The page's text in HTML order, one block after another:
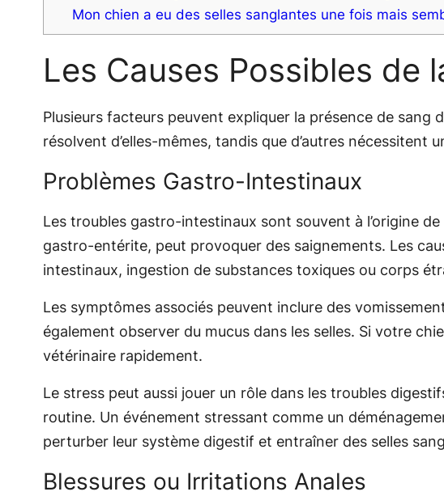
Mon chien a eu des selles sanglantes une fois mais
Les Causes Possibles de
Plusieurs facteurs peuvent expliquer la présence de
résolvent d’elles-mêmes, tandis que d’autres
Problèmes Gastro-Intestinaux
Les troubles gastro-intestinaux sont souvent à l’origine
gastro-entérite, peut provoquer des saignements. Les
intestinaux, ingestion de substances toxiques ou corps
Les symptômes associés peuvent inclure des
également observer du mucus dans les selles. Si votre
vétérinaire rapidement.
Le stress peut aussi jouer un rôle dans les troubles
routine. Un événement stressant comme un
perturber leur système digestif et entraîner des selles
Blessures ou Irritations Anales